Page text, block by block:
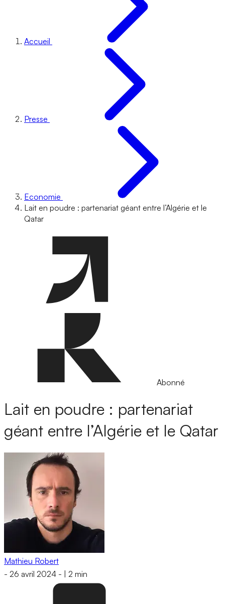
Accueil
Presse
Economie
Lait en poudre : partenariat géant entre l’Algérie et le
Qatar
Abonné
Lait en poudre : partenariat
géant entre l’Algérie et le Qatar
Mathieu Robert
- 26 avril 2024 - 2 min